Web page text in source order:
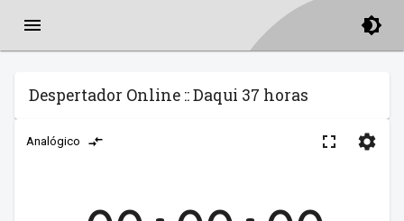
Despertador Online :: Daqui 37 horas
Analógico